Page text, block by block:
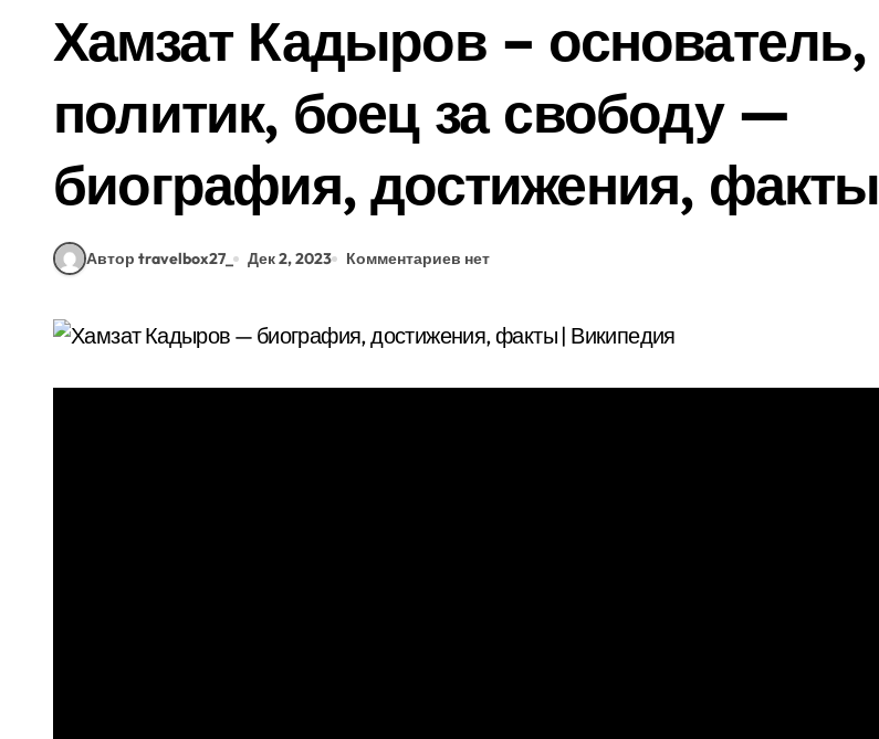
Хамзат Кадыров – основатель,
политик, боец за свободу —
биография, достижения, факты
Автор travelbox27_ Дек 2, 2023 Комментариев нет